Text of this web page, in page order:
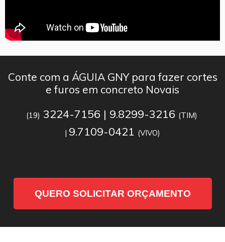
Conte com a ÁGUIA GNY para fazer cortes
e furos em concreto Novais
(19) 3224-7156 | 9.8299-3216 (TIM)
| 9.7109-0421 (VIVO)
QUERO SOLICITAR ORÇAMENTO